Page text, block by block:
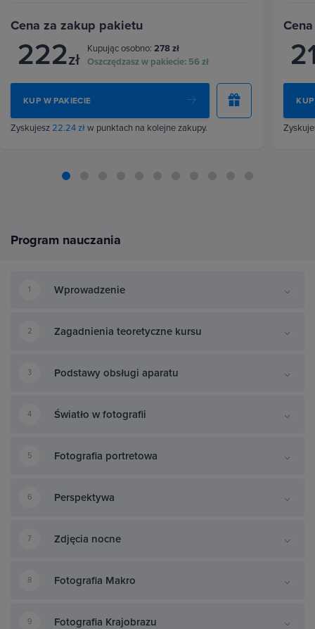
Cena za zakup pakietu
222zł
Kupując osobno: 278 zł
Oszczędzasz w pakiecie: 56 zł
KUP W PAKIECIE
Zyskujesz22.24 złw punktach na kolejne zakupy.
Program nauczania
1 Wprowadzenie
2 Zagadnienia teoretyczne kursu
3 Podstawy obsługi aparatu
4 Światło w fotografii
5 Fotografia portretowa
6 Perspektywa
7 Zdjęcia nocne
8 Fotografia Makro
9 Fotografia Krajobrazu